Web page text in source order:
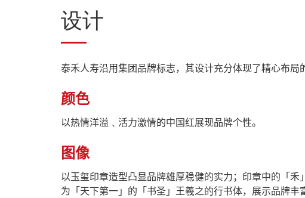
设计
泰禾人寿沿用集团品牌标志，其设计充分体现了精心布局
颜色
以热情洋溢﹑活力激情的中国红展现品牌个性。
图像
以玉玺印章造型凸显品牌雄厚稳健的实力；印章中的「
为「天下第一」的「书圣」王羲之的行书体，展示品牌丰